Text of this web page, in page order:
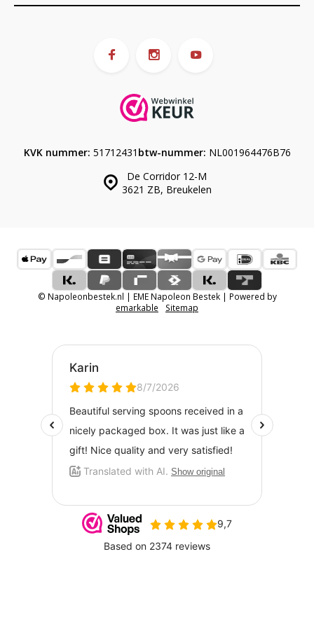
De Corridor 12-M
3621 ZB, Breukelen
KVK nummer: 51712431 btw-nummer: NL001964476B76
© Napoleonbestek.nl | EME Napoleon Bestek | Powered by
emarkable
Sitemap